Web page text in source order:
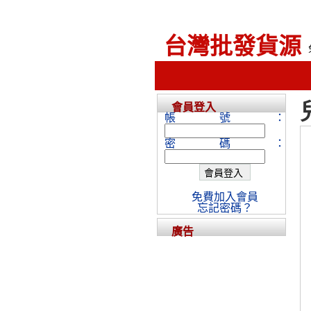
台灣批發貨源
會員登入
帳號：
密碼：
免費加入會員
忘記密碼？
廣告